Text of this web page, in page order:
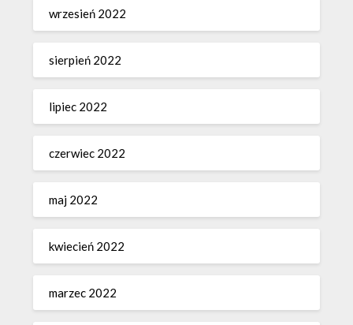
wrzesień 2022
sierpień 2022
lipiec 2022
czerwiec 2022
maj 2022
kwiecień 2022
marzec 2022